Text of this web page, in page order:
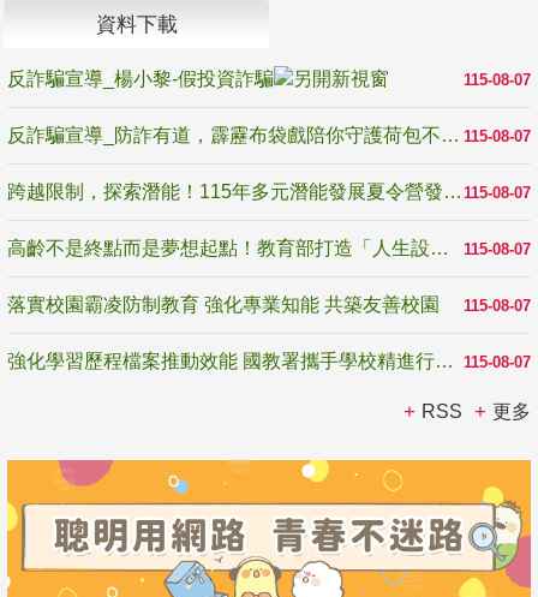
資料下載
115-08-07
反詐騙宣導_楊小黎-假投資詐騙
115-08-07
反詐騙宣導_防詐有道，霹靂布袋戲陪你守護荷包不受騙
115-08-07
跨越限制，探索潛能！115年多元潛能發展夏令營發掘生命無限可能
115-08-07
高齡不是終點而是夢想起點！教育部打造「人生設計夢工場」 參展第3屆高齡健康產業博覽會
115-08-07
落實校園霸凌防制教育 強化專業知能 共築友善校園
115-08-07
強化學習歷程檔案推動效能 國教署攜手學校精進行政與教學支持
RSS 更多